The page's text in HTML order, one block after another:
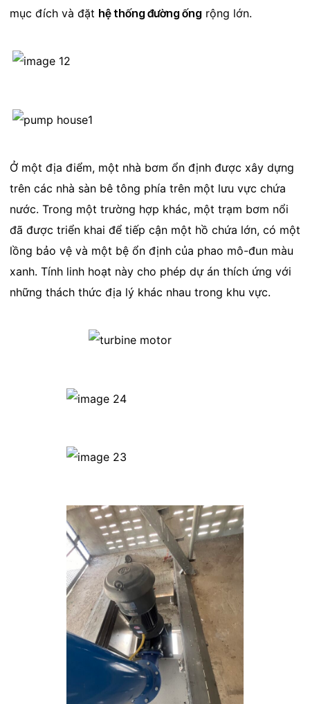
mục đích và đặt hệ thống đường ốngrộng lớn.
Ở một địa điểm, một nhà bơm ổn định được xây dựng
trên các nhà sàn bê tông phía trên một lưu vực chứa
nước. Trong một trường hợp khác, một trạm bơm nổi
đã được triển khai để tiếp cận một hồ chứa lớn, có một
lồng bảo vệ và một bệ ổn định của phao mô-đun màu
xanh. Tính linh hoạt này cho phép dự án thích ứng với
những thách thức địa lý khác nhau trong khu vực.